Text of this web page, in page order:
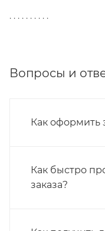
. . . . . . . . . .
Вопросы и
Как оформить
Как быстро
заказа?